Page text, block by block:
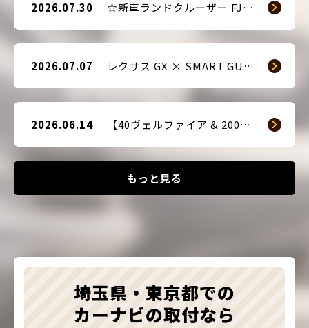
もっと見る
2026.07.30 ☆新車ランドクルーザー FJ（TRJ240） × Argus D1 & 前後ドライブレコーダー取付☆
2026.07.07 レクサス GX × SMART GUARD3 持ち込み取付
2026.06.14 【40ヴェルファイア & 200系ハイエース(9型) 新車2台へ SMART GUARD3取付】
埼玉県・東京都での
カーナビの取付なら